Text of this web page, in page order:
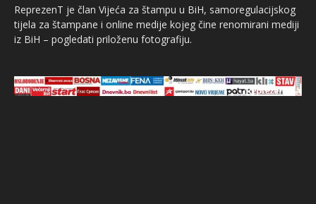
ReprezenT je član Vijeća za štampu u BiH, samoregulacijskog
tijela za štampane i online medije kojeg čine renomirani mediji
iz BiH – pogledati priloženu fotografiju.